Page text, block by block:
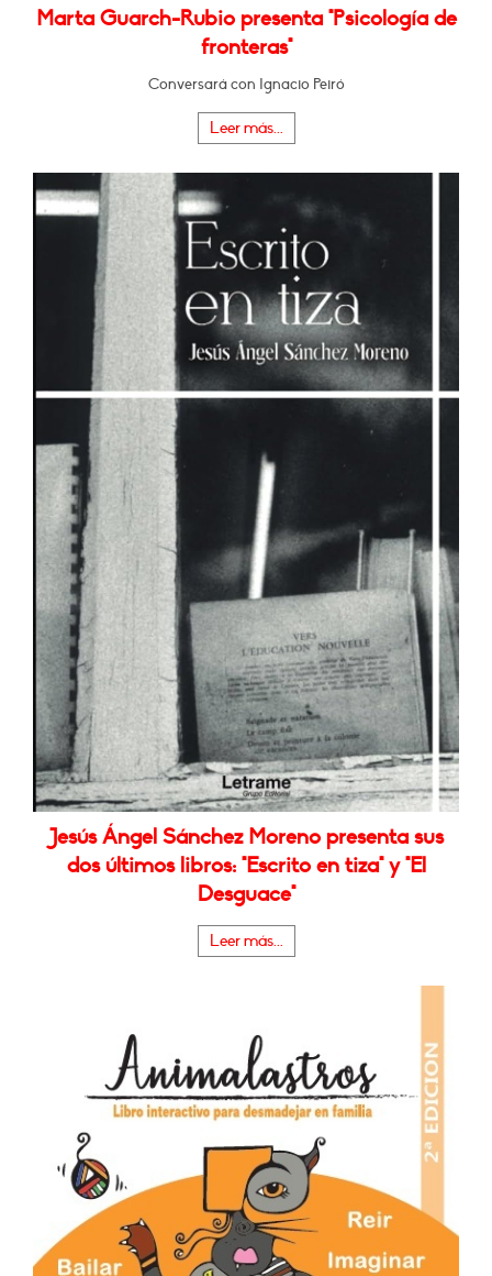
Marta Guarch-Rubio presenta "Psicología de
fronteras"
Conversará con Ignacio Peiró
Leer más...
Jesús Ángel Sánchez Moreno presenta sus
dos últimos libros: "Escrito en tiza" y "El
Desguace"
Leer más...